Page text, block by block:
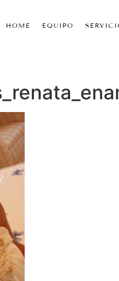
HOME EQUIPO